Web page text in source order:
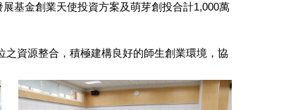
基金創業天使投資方案及萌芽創投合計1,000萬
資源整合，積極建構良好的師生創業環境，協